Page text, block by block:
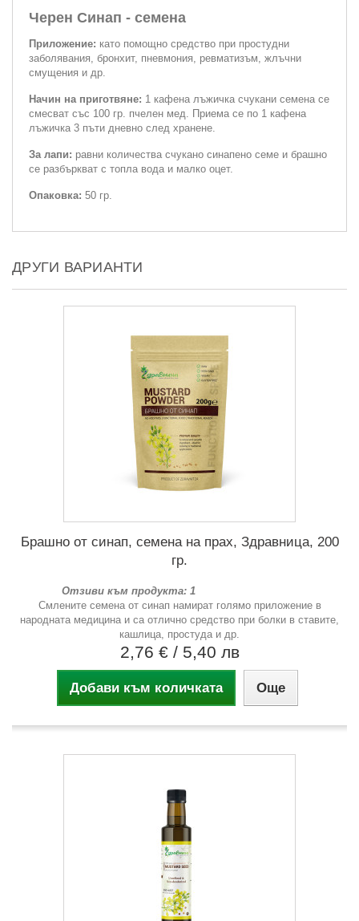
Черен Синап - семена
Приложение: като помощно средство при простудни
заболявания, бронхит, пневмония, ревматизъм, жлъчни
смущения и др.
Начин на приготвяне: 1 кафена лъжичка счукани семена се
смесват със 100 гр. пчелен мед. Приема се по 1 кафена
лъжичка 3 пъти дневно след хранене.
За лапи: равни количества счукано синапено семе и брашно
се разбъркват с топла вода и малко оцет.
Опаковка: 50 гр.
ДРУГИ ВАРИАНТИ
Брашно от синап, семена на прах, Здравница, 200
гр.
Отзиви към продукта: 1
Смлените семена от синап намират голямо приложение в
народната медицина и са отлично средство при болки в ставите,
кашлица, простуда и др.
2,76 € / 5,40 лв
Добави към количката Още